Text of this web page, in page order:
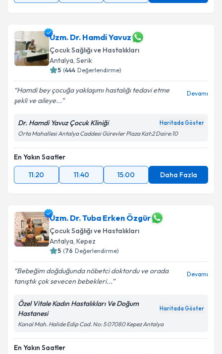
Uzm. Dr. Hamdi Yavuz
Çocuk Sağlığı ve Hastalıkları
Antalya, Serik
5 (444 Değerlendirme)
Hamdi bey çocuğa yaklaşımı hastalığı tedavi etme
şekli ve aileye...
Devamı
Dr. Hamdi Yavuz Çocuk Kliniği Haritada Göster
Orta Mahallesi Antalya Caddesi Gürevler Plaza Kat:2 Daire:10
En Yakın Saatler
11:20
11:40 15:00 Daha Fazla
Uzm. Dr. Tuba Erken Özgür
Çocuk Sağlığı ve Hastalıkları
Antalya, Kepez
5 (76 Değerlendirme)
Bebeğim doğduğunda nöbetci doktordu ve orada
tanıştık çok sevecen bebekleri...
Devamı
Özel Vitale Kadın Hastalıkları Ve Doğum
Hastanesi
Haritada Göster
Kanal Mah. Halide Edip Cad. No: 5 07080 Kepez Antalya
En Yakın Saatler